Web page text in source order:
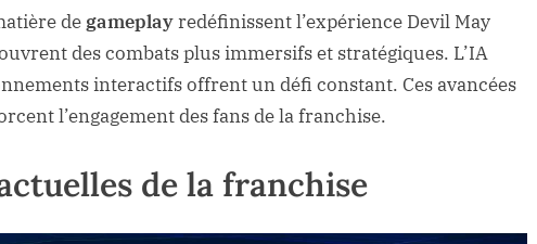
de gameplayredéfinissent l’expérience Devil May
des combats plus immersifs et stratégiques. L’IA
interactifs offrent un défi constant. Ces avancées
l’engagement des fans de la franchise.
de la franchise